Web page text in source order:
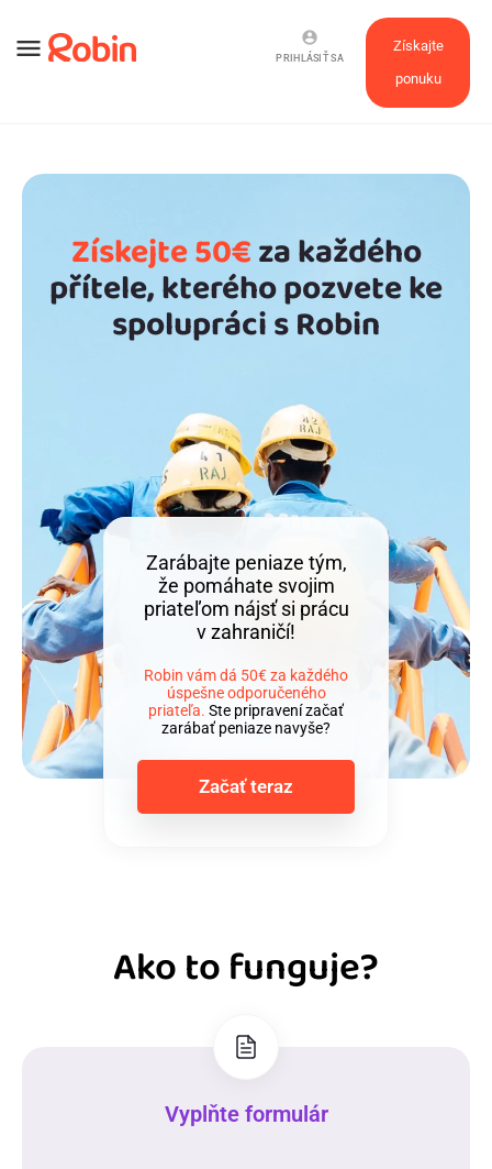
menu
Získajte
ponuku
account_circle
PRIHLÁSIŤ SA
Získejte 50€za každého
přítele, kterého pozvete ke
spolupráci s Robin
Zarábajte peniaze tým,
že pomáhate svojim
priateľom nájsť si prácu
v zahraničí!
Robin vám dá 50€ za každého
úspešne odporučeného
priateľa. Ste pripravení začať
zarábať peniaze navyše?
Začať teraz
Ako to funguje?
Vyplňte formulár